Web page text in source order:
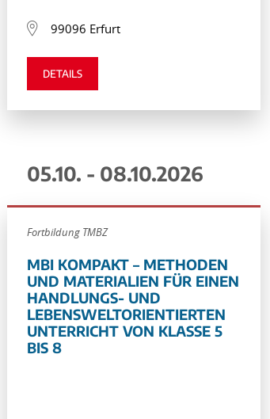
99096 Erfurt
DETAILS
05.10. - 08.10.2026
Fortbildung TMBZ
MBI KOMPAKT – METHODEN
UND MATERIALIEN FÜR EINEN
HANDLUNGS- UND
LEBENSWELTORIENTIERTEN
UNTERRICHT VON KLASSE 5
BIS 8